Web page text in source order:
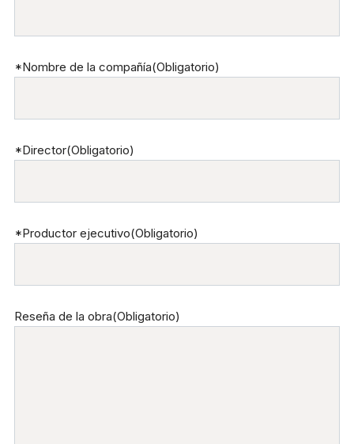
*Nombre de la compañía(Obligatorio)
*Director(Obligatorio)
*Productor ejecutivo(Obligatorio)
Reseña de la obra(Obligatorio)